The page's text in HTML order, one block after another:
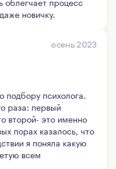
новичку.
осень 2023
подбору психолога.
раза: первый
второй- это именно
порах казалось, что
я поняла какую
всем